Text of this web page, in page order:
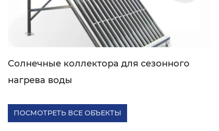
Солнечные коллектора для сезонного
нагрева воды
ПОСМОТРЕТЬ ВСЕ ОБЪЕКТЫ